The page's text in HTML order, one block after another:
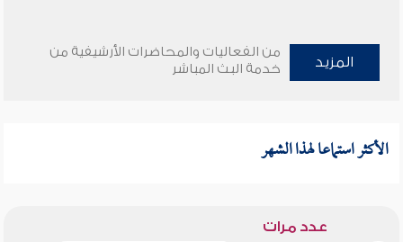
المزيد
من الفعاليات والمحاضرات الأرشيفية من
خدمة البث المباشر
الأكثر استماعا لهذا الشهر
عدد مرات